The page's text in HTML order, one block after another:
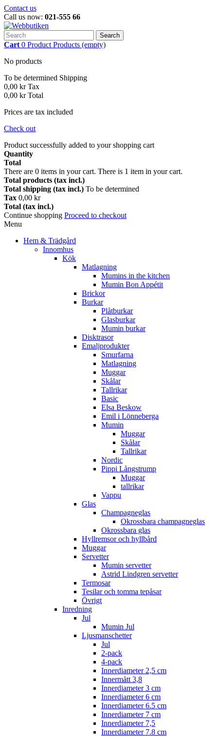
Contact us
Call us now: 021-555 66
Search
Cart 0 Product Products (empty)
No products
To be determined Shipping
0,00 kr Tax
0,00 kr Total
Prices are tax included
Check out
Product successfully added to your shopping cart
Quantity
Total
There are 0 items in your cart. There is 1 item in your cart.
Total products (tax incl.)
Total shipping (tax incl.) To be determined
Tax 0,00 kr
Total (tax incl.)
Continue shopping Proceed to checkout
Menu
Hem & Trädgård
Innomhus
Kök
Matlagning
Mumins in the kitchen
Mumin Bon Appétit
Brickor
Burkar
Plåtburkar
Glasburkar
Mumin burkar
Disktrasor
Emaljprodukter
Smurfarna
Matlagning
Muggar
Skålar
Tallrikar
Basic
Elsa Beskow
Emil i Lönneberga
Mumin
Muggar
Skålar
Tallrikar
Nordic
Pippi Långstrump
Muggar
tallrikar
Vappu
Glas
Champagneglas
Okrossbara champagneglas
Okrossbara glas
Hyllremsor och hyllbård
Muggar
Servetter
Mumin servetter
Astrid Lindgren servetter
Termosar
Tesilar och tomma tepåsar
Övrigt
Inredning
Jul
Mumin Jul
Ljusmanschetter
Jul
2-pack
4-pack
Innerdiameter 2,5 cm
Innermått 3,8
Innerdiameter 3 cm
Innerdiameter 6 cm
Innerdiameter 6.5 cm
Innerdiameter 7 cm
Innerdiameter 7,5
Innerdiameter 7.8 cm